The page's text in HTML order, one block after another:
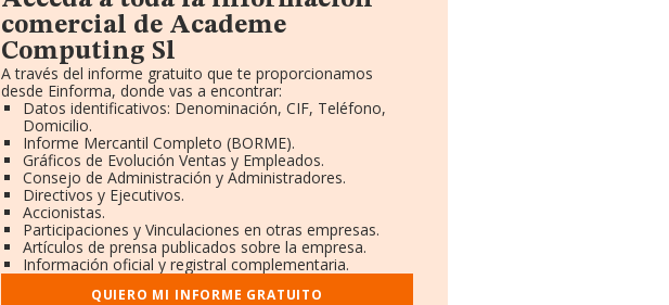
comercial de Academe
Computing Sl
A través del informe gratuito que te proporcionamos
desde Einforma, donde vas a encontrar:
Datos identificativos: Denominación, CIF, Teléfono,
Domicilio.
Informe Mercantil Completo (BORME).
Gráficos de Evolución Ventas y Empleados.
Consejo de Administración y Administradores.
Directivos y Ejecutivos.
Accionistas.
Participaciones y Vinculaciones en otras empresas.
Artículos de prensa publicados sobre la empresa.
Información oficial y registral complementaria.
QUIERO MI INFORME GRATUITO